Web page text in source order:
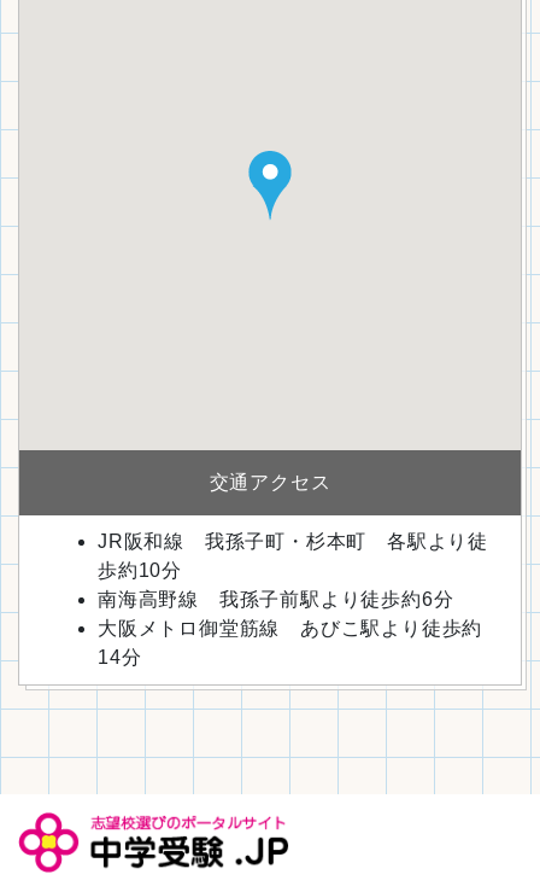
交通アクセス
JR阪和線 我孫子町・杉本町 各駅より徒
歩約10分
南海高野線 我孫子前駅より徒歩約6分
大阪メトロ御堂筋線 あびこ駅より徒歩約
14分